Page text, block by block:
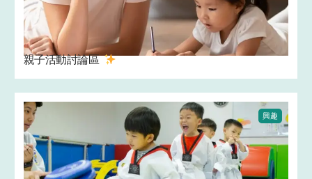
親子活動討論區 ‍
興趣